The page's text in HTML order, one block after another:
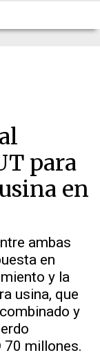
para
en
ambas
en
y la
usina, que
y
70 millones.